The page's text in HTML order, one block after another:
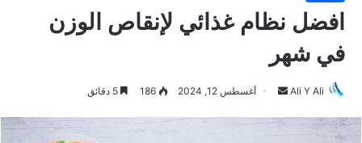
افضل نظام غذائي لإنقاص الوزن
في شهر
Ali Y Ali أغسطس 12, 2024 186